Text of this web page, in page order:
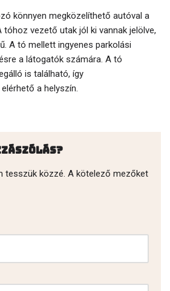
könnyen megközelíthető autóval a
vezető utak jól ki vannak jelölve,
A tó mellett ingyenes parkolási
a látogatók számára. A tó
is található, így
a helyszín.
tesszük közzé. A kötelező mezőket